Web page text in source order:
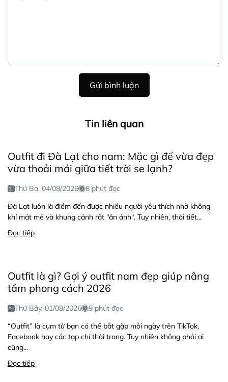
Gửi bình luận
Tin liên quan
Outfit đi Đà Lạt cho nam: Mặc gì để vừa đẹp
vừa thoải mái giữa tiết trời se lạnh?
Thứ Ba, 04/08/2026
8 phút đọc
Đà Lạt luôn là điểm đến được nhiều người yêu thích nhờ không
khí mát mẻ và khung cảnh rất "ăn ảnh". Tuy nhiên, thời tiết...
Đọc tiếp
Outfit là gì? Gợi ý outfit nam đẹp giúp nâng
tầm phong cách 2026
Thứ Bảy, 01/08/2026
9 phút đọc
“Outfit” là cụm từ bạn có thể bắt gặp mỗi ngày trên TikTok,
Facebook hay các tạp chí thời trang. Tuy nhiên không phải ai
cũng...
Đọc tiếp